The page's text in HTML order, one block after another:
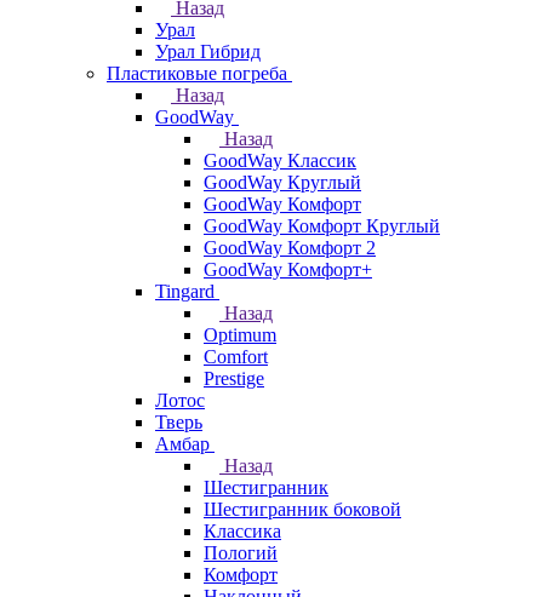
Назад
Урал
Урал Гибрид
Пластиковые погреба
Назад
GoodWay
Назад
GoodWay Классик
GoodWay Круглый
GoodWay Комфорт
GoodWay Комфорт Круглый
GoodWay Комфорт 2
GoodWay Комфорт+
Tingard
Назад
Optimum
Comfort
Prestige
Лотос
Тверь
Амбар
Назад
Шестигранник
Шестигранник боковой
Классика
Пологий
Комфорт